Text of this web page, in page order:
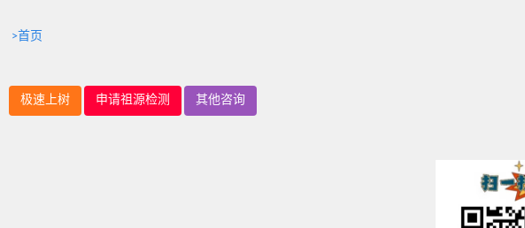
>首页
极速上树 申请祖源检测 其他咨询